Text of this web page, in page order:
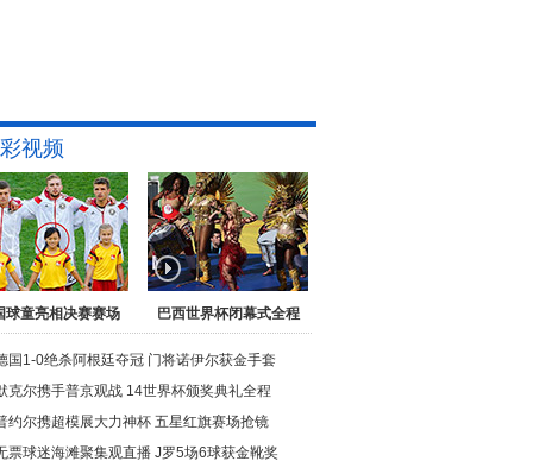
视频
球童亮相决赛赛场 巴西世界杯闭幕式全程
国1-0绝杀阿根廷夺冠 门将诺伊尔获金手套
克尔携手普京观战 14世界杯颁奖典礼全程
约尔携超模展大力神杯 五星红旗赛场抢镜
票球迷海滩聚集观直播 J罗5场6球获金靴奖